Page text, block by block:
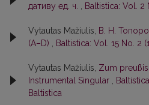
дативу ед. ч.
Baltistica: Vol. 2
Vytautas Mažiulis, В. Н.
(А–D)
Baltistica: Vol. 15 No. 2
Vytautas Mažiulis, Zum
Instrumental Singular
Baltistica